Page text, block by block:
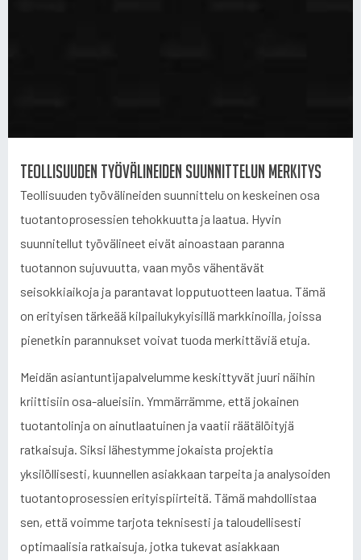
Teollisuuden työvälineiden suunnittelun merkitys
Teollisuuden työvälineiden suunnittelu on keskeinen osa
tuotantoprosessien tehokkuutta ja laatua. Hyvin
suunnitellut työvälineet eivät ainoastaan paranna
tuotannon sujuvuutta, vaan myös vähentävät
seisokkiaikoja ja parantavat lopputuotteen laatua. Tämä
on erityisen tärkeää kilpailukykyisillä markkinoilla, joissa
pienetkin parannukset voivat tuoda merkittäviä etuja.
Meidän asiantuntijapalvelumme keskittyvät juuri näihin
kriittisiin osa-alueisiin. Ymmärrämme, että jokainen
tuotantolinja on ainutlaatuinen ja vaatii räätälöityjä
ratkaisuja. Siksi lähestymme jokaista projektia
yksilöllisesti, kuunnellen asiakkaan tarpeita ja analysoiden
tuotantoprosessien erityispiirteitä. Tämä mahdollistaa
sen, että voimme tarjota teknisesti ja taloudellisesti
optimaalisia ratkaisuja, jotka tukevat asiakkaan